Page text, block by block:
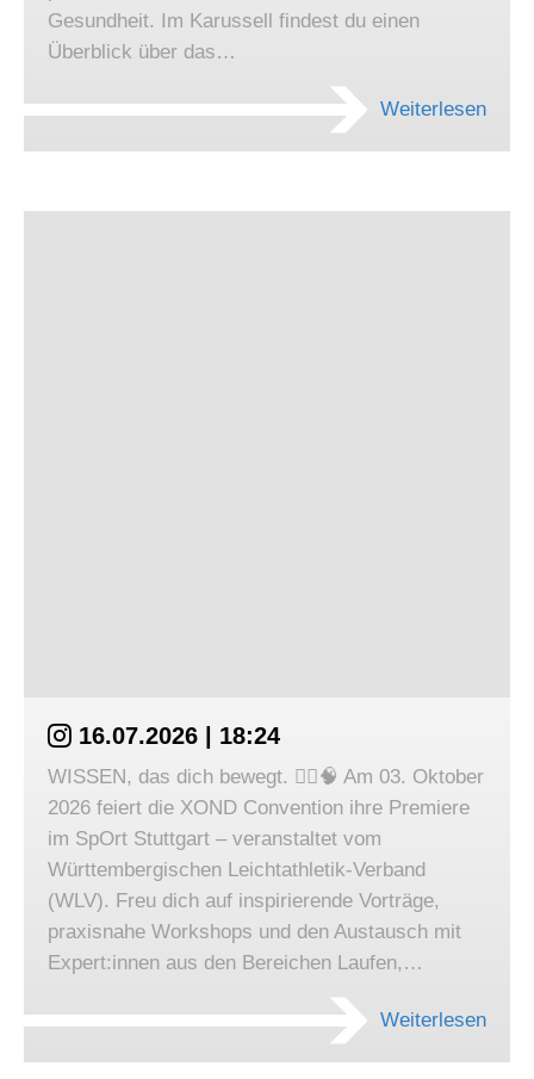
Gesundheit. Im Karussell findest du einen
Überblick über das…
Weiterlesen
16.07.2026 | 18:24
WISSEN, das dich bewegt. 🏃‍♀️🧠 Am 03. Oktober
2026 feiert die XOND Convention ihre Premiere
im SpOrt Stuttgart – veranstaltet vom
Württembergischen Leichtathletik-Verband
(WLV). Freu dich auf inspirierende Vorträge,
praxisnahe Workshops und den Austausch mit
Expert:innen aus den Bereichen Laufen,…
Weiterlesen